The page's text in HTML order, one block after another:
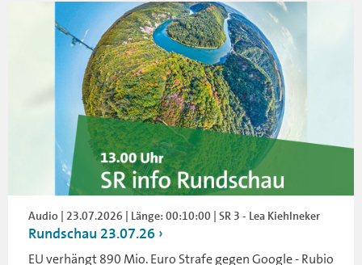
Audio | 23.07.2026 | Länge: 00:10:00 | SR 3 - Lea Kiehlneker
Rundschau 23.07.26
EU verhängt 890 Mio. Euro Strafe gegen Google - Rubio